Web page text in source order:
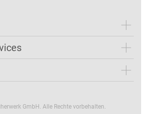
GmbH. Alle Rechte vorbehalten.